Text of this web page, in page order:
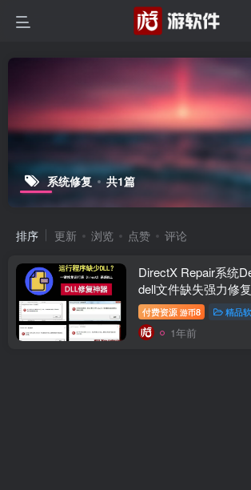
系统修复 共1篇
排序 更新 浏览 点赞 评论
DirectX Repair系统
dell文件缺失强力修
付费资源 游币8 精品
1年前